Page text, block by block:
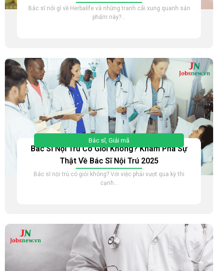
Bác sĩ nói gì về Herbalife và những tranh cãi xung quanh sản
phẩm này?...
Bác sĩ, Giải mã
Bác Sĩ Nội Trú Có Giỏi Không? Khám Phá Sự
Thật Về Bác Sĩ Nội Trú 2025
Bác sĩ nội trú có giỏi không? Với việc phải vượt qua kỳ thi
cạnh...